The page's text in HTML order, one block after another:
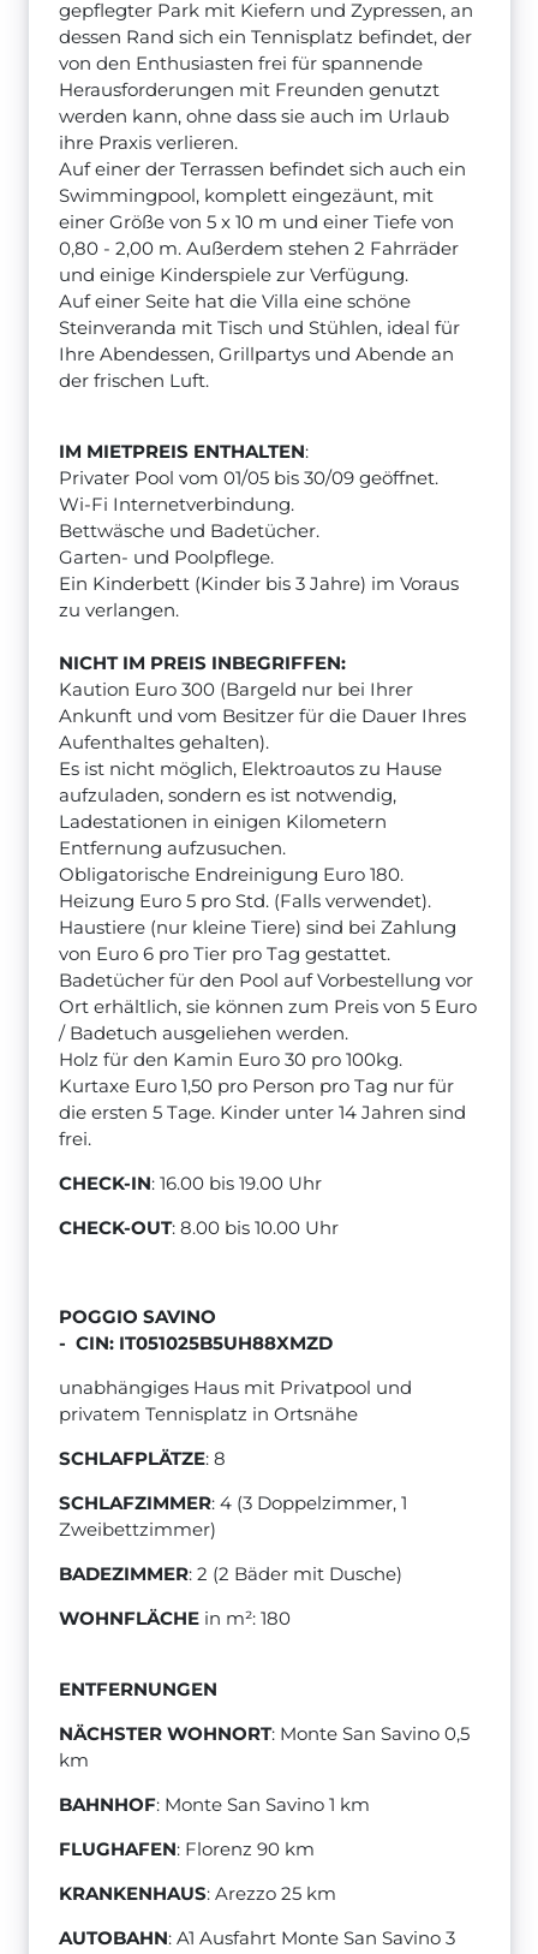
gepflegter Park mit Kiefern und Zypressen, an
dessen Rand sich ein Tennisplatz befindet, der
von den Enthusiasten frei für spannende
Herausforderungen mit Freunden genutzt
werden kann, ohne dass sie auch im Urlaub
ihre Praxis verlieren.
Auf einer der Terrassen befindet sich auch ein
Swimmingpool, komplett eingezäunt, mit
einer Größe von 5 x 10 m und einer Tiefe von
0,80 - 2,00 m. Außerdem stehen 2 Fahrräder
und einige Kinderspiele zur Verfügung.
Auf einer Seite hat die Villa eine schöne
Steinveranda mit Tisch und Stühlen, ideal für
Ihre Abendessen, Grillpartys und Abende an
der frischen Luft.
IM MIETPREIS ENTHALTEN:
Privater Pool vom 01/05 bis 30/09 geöffnet.
Wi-Fi Internetverbindung.
Bettwäsche und Badetücher.
Garten- und Poolpflege.
Ein Kinderbett (Kinder bis 3 Jahre) im Voraus
zu verlangen.
NICHT IM PREIS INBEGRIFFEN:
Kaution Euro 300 (Bargeld nur bei Ihrer
Ankunft und vom Besitzer für die Dauer Ihres
Aufenthaltes gehalten).
Es ist nicht möglich, Elektroautos zu Hause
aufzuladen, sondern es ist notwendig,
Ladestationen in einigen Kilometern
Entfernung aufzusuchen.
Obligatorische Endreinigung Euro 180.
Heizung Euro 5 pro Std. (Falls verwendet).
Haustiere (nur kleine Tiere) sind bei Zahlung
von Euro 6 pro Tier pro Tag gestattet.
Badetücher für den Pool auf Vorbestellung vor
Ort erhältlich, sie können zum Preis von 5 Euro
/ Badetuch ausgeliehen werden.
Holz für den Kamin Euro 30 pro 100kg.
Kurtaxe Euro 1,50 pro Person pro Tag nur für
die ersten 5 Tage. Kinder unter 14 Jahren sind
frei.
CHECK-IN: 16.00 bis 19.00 Uhr
CHECK-OUT: 8.00 bis 10.00 Uhr
POGGIO SAVINO
- CIN: IT051025B5UH88XMZD
unabhängiges Haus mit Privatpool und
privatem Tennisplatz in Ortsnähe
SCHLAFPLÄTZE: 8
SCHLAFZIMMER: 4 (3 Doppelzimmer, 1
Zweibettzimmer)
BADEZIMMER: 2 (2 Bäder mit Dusche)
WOHNFLÄCHEin m²: 180
ENTFERNUNGEN
NÄCHSTER WOHNORT: Monte San Savino 0,5
km
BAHNHOF: Monte San Savino 1 km
FLUGHAFEN: Florenz 90 km
KRANKENHAUS: Arezzo 25 km
AUTOBAHN: A1 Ausfahrt Monte San Savino 3